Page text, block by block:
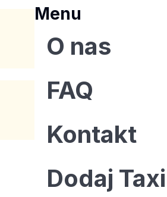
Menu
O nas
FAQ
Kontakt
Dodaj Taxi